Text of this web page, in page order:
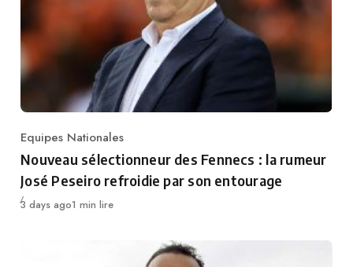
Category
Equipes Nationales
Nouveau sélectionneur des Fennecs : la rumeur
José Peseiro refroidie par son entourage
Publié
3 days ago1 min lire